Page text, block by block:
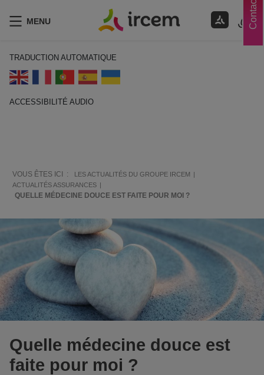
Contacts
MENU
TRADUCTION AUTOMATIQUE
ACCESSIBILITÉ AUDIO
VOUS ÊTES ICI :
LES ACTUALITÉS DU GROUPE IRCEM
ACTUALITÉS ASSURANCES
QUELLE MÉDECINE DOUCE EST FAITE POUR MOI ?
Quelle médecine douce est
faite pour moi ?